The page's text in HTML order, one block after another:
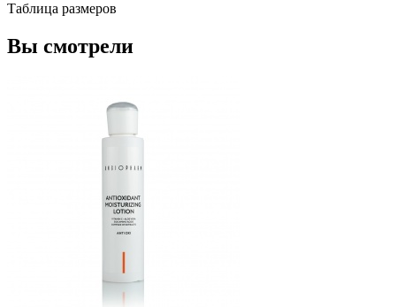
Таблица размеров
Вы смотрели